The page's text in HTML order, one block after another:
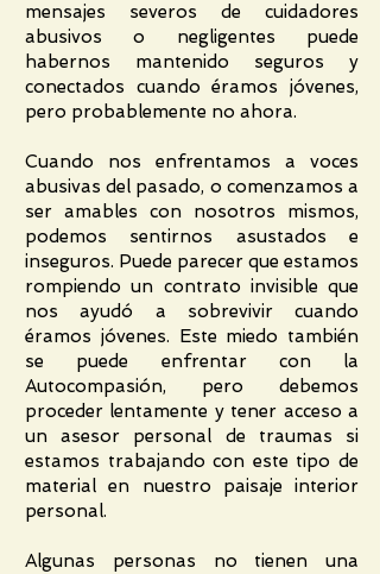
mensajes severos de cuidadores
abusivos o negligentes puede
habernos mantenido seguros y
conectados cuando éramos jóvenes,
pero probablemente no ahora.
Cuando nos enfrentamos a voces
abusivas del pasado, o comenzamos a
ser amables con nosotros mismos,
podemos sentirnos asustados e
inseguros. Puede parecer que estamos
rompiendo un contrato invisible que
nos ayudó a sobrevivir cuando
éramos jóvenes. Este miedo también
se puede enfrentar con la
Autocompasión, pero debemos
proceder lentamente y tener acceso a
un asesor personal de traumas si
estamos trabajando con este tipo de
material en nuestro paisaje interior
personal.
Algunas personas no tienen una